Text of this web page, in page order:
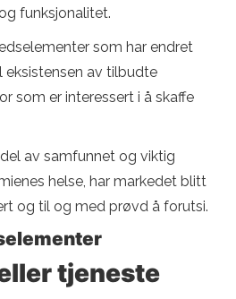
funksjonalitet.
som har endret
eksistensen av tilbudte
som er interessert i å skaffe
av samfunnet og viktig
helse, har markedet blitt
og til og med prøvd å forutsi.
tjeneste